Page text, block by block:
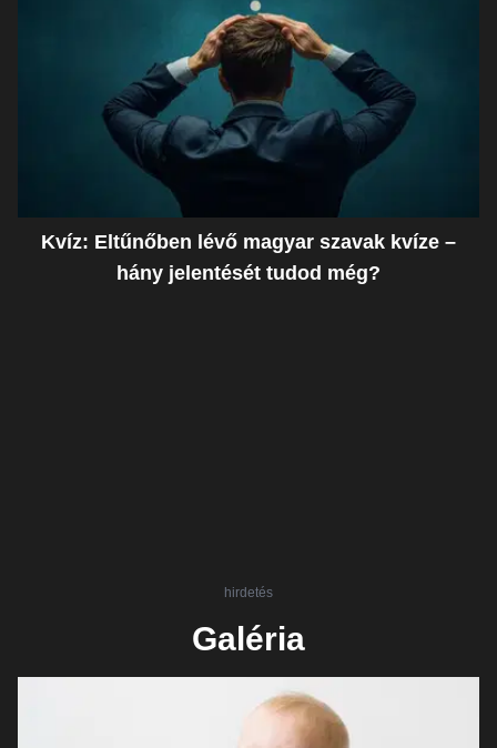
Kvíz: Eltűnőben lévő magyar szavak kvíze –
hány jelentését tudod még?
hirdetés
Galéria